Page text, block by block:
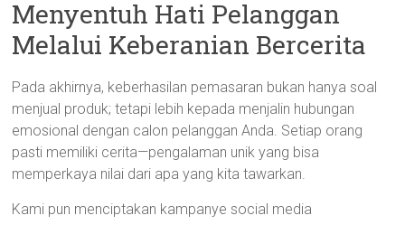
Menyentuh Hati Pelanggan
Melalui Keberanian Bercerita
Pada akhirnya, keberhasilan pemasaran bukan hanya soal
menjual produk; tetapi lebih kepada menjalin hubungan
emosional dengan calon pelanggan Anda. Setiap orang
pasti memiliki cerita—pengalaman unik yang bisa
memperkaya nilai dari apa yang kita tawarkan.
Kami pun menciptakan kampanye social media